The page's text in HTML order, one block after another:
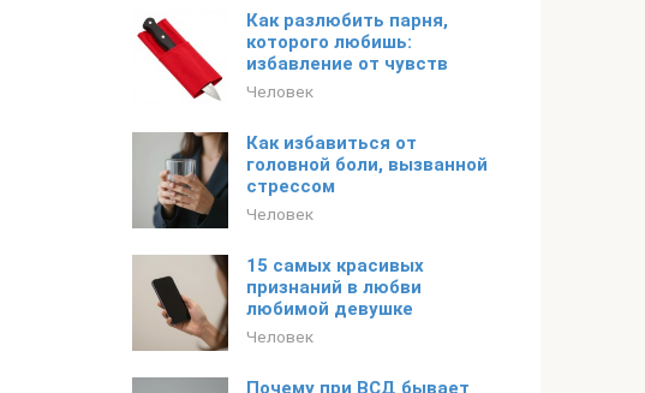
Как разлюбить парня,
которого любишь:
избавление от чувств
Человек
Как избавиться от
головной боли, вызванной
стрессом
Человек
15 самых красивых
признаний в любви
любимой девушке
Человек
Почему при ВСД бывает